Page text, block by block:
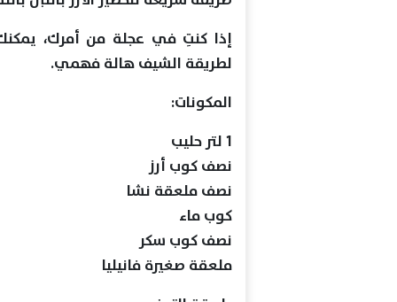
لطريقة الشيف هالة فهمي.
المكونات:
1 لتر حليب
نصف كوب أرز
نصف ملعقة نشا
كوب ماء
نصف كوب سكر
ملعقة صغيرة فانيليا